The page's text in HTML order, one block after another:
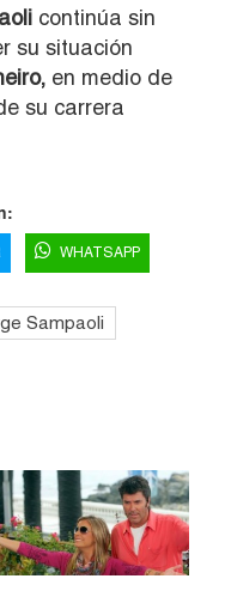
continúa sin
su situación
en medio de
su carrera
WHATSAPP
Sampaoli